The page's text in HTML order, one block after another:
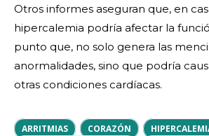
Otros informes aseguran que, en
hipercalemia podría afectar la
punto que, no solo genera las
anormalidades, sino que podría
otras condiciones cardíacas.
ARRITMIAS CORAZÓN